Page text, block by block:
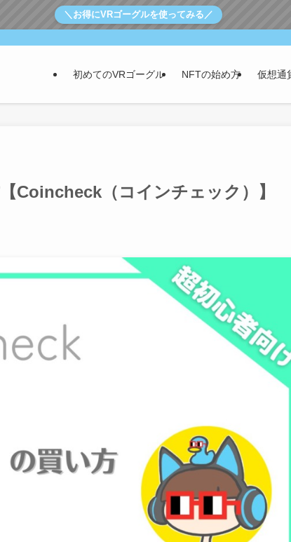
＼お得にVRゴーグルを使ってみる／
初めてのVRゴーグル NFTの始め方 仮想通
Coincheck（コインチェック）】